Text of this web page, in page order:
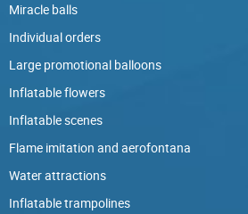
Miracle balls
Individual orders
Large promotional balloons
Inflatable flowers
Inflatable scenes
Flame imitation and aerofontana
Water attractions
Inflatable trampolines